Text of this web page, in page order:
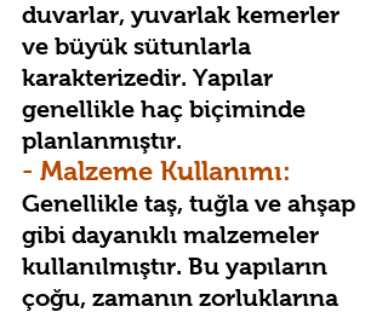
duvarlar, yuvarlak kemerler
ve büyük sütunlarla
karakterizedir. Yapılar
genellikle haç biçiminde
planlanmıştır.
- Malzeme Kullanımı:
Genellikle taş, tuğla ve ahşap
gibi dayanıklı malzemeler
kullanılmıştır. Bu yapıların
çoğu, zamanın zorluklarına